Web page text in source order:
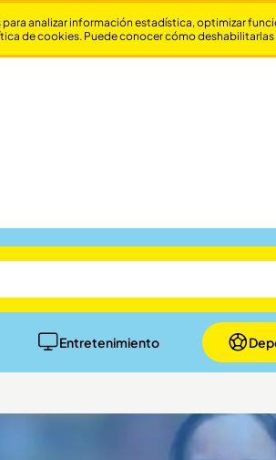
Entretenimiento
analizar información estadística, optimizar
de cookies. Puede conocer cómo